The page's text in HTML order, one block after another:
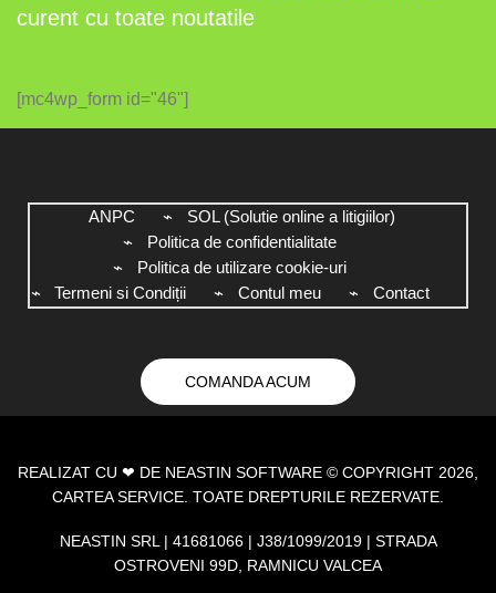
curent cu toate noutatile
[mc4wp_form id="46"]
ANPC
SOL (Solutie online a litigiilor)
Politica de confidentialitate
Politica de utilizare cookie-uri
Termeni si Condiții
Contul meu Contact
COMANDA ACUM
REALIZAT CU ❤ DE NEASTIN SOFTWARE © COPYRIGHT 2026,
CARTEA SERVICE. TOATE DREPTURILE REZERVATE.
NEASTIN SRL | 41681066 | J38/1099/2019 | STRADA
OSTROVENI 99D, RAMNICU VALCEA